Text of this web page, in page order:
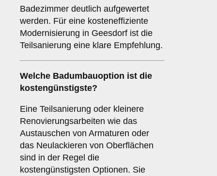
Badezimmer deutlich aufgewertet
werden. Für eine kosteneffiziente
Modernisierung in Geesdorf ist die
Teilsanierung eine klare Empfehlung.
Welche Badumbauoption ist die
kostengünstigste?
Eine Teilsanierung oder kleinere
Renovierungsarbeiten wie das
Austauschen von Armaturen oder
das Neulackieren von Oberflächen
sind in der Regel die
kostengünstigsten Optionen. Sie